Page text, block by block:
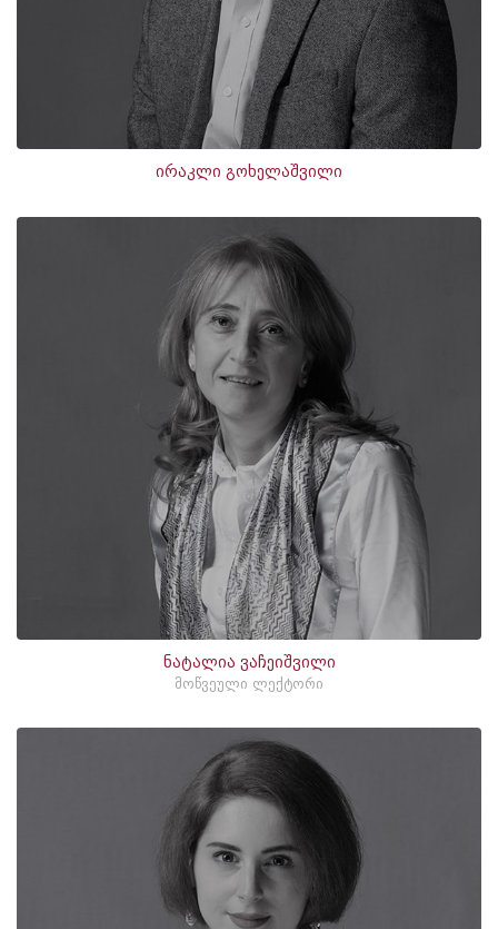
ირაკლი გოხელაშვილი
ნატალია ვაჩეიშვილი
მოწვეული ლექტორი